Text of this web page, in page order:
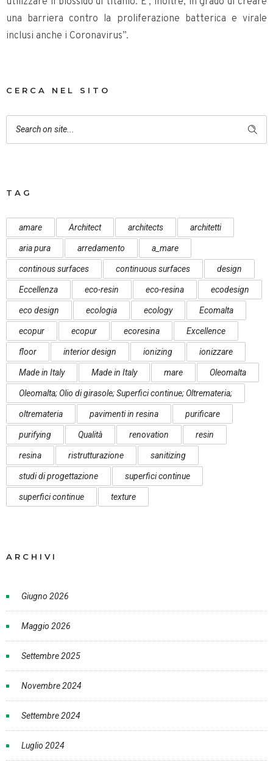
una barriera contro la proliferazione batterica e virale
inclusi anche i Coronavirus”.
CERCA NEL SITO
TAG
amare Architect architects architetti
aria pura arredamento a_mare
continous surfaces continuous surfaces design
Eccellenza eco-resin eco-resina ecodesign
eco design ecologia ecology Ecomalta
ecopur ecopur ecoresina Excellence
floor interior design ionizing ionizzare
Made in Italy Made in Italy mare Oleomalta
Oleomalta; Olio di girasole; Superfici continue; Oltremateria;
oltremateria pavimenti in resina purificare
purifying Qualità renovation resin
resina ristrutturazione sanitizing
studi di progettazione superfici continue
superfici continue texture
ARCHIVI
Giugno 2026
Maggio 2026
Settembre 2025
Novembre 2024
Settembre 2024
Luglio 2024